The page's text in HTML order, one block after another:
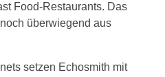
Food-Restaurants. Das
überwiegend aus
setzen Echosmith mit